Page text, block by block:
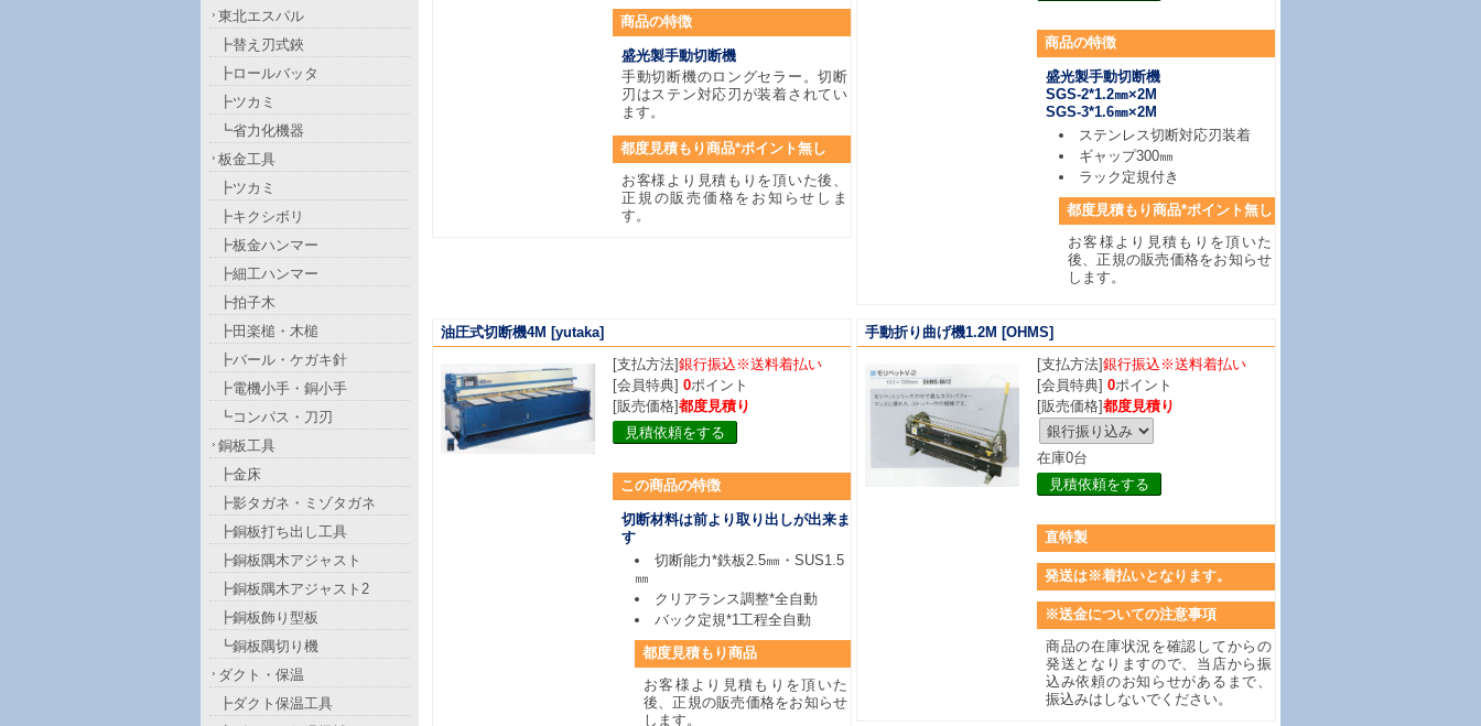
商品の特徴
盛光製手動切断機
手動切断機のロングセラー。切断
刃はステン対応刃が装着されてい
ます。
都度見積もり商品*ポイント無し
お客様より見積もりを頂いた後、
正規の販売価格をお知らせしま
す。
商品の特徴
盛光製手動切断機
SGS-2*1.2㎜×2M
SGS-3*1.6㎜×2M
ステンレス切断対応刃装着
ギャップ300㎜
ラック定規付き
都度見積もり商品*ポイント無し
お客様より見積もりを頂いた
後、正規の販売価格をお知らせ
します。
油圧式切断機4M [yutaka]
[支払方法]銀行振込※送料着払い
[会員特典] 0ポイント
[販売価格]都度見積り
見積依頼をする
この商品の特徴
切断材料は前より取り出しが出来ま
す
切断能力*鉄板2.5㎜・SUS1.5
㎜
クリアランス調整*全自動
バック定規*1工程全自動
都度見積もり商品
お客様より見積もりを頂いた
後、正規の販売価格をお知らせ
します。
手動折り曲げ機1.2M [OHMS]
[支払方法]銀行振込※送料着払い
[会員特典] 0ポイント
[販売価格]都度見積り
在庫0台
見積依頼をする
直特製
発送は※着払いとなります。
※送金についての注意事項
商品の在庫状況を確認してからの
発送となりますので、当店から振
込み依頼のお知らせがあるまで、
振込みはしないでください。
東北エスパル
┣替え刃式鋏
┣ロールバッタ
┣ツカミ
┗省力化機器
板金工具
┣ツカミ
┣キクシボリ
┣板金ハンマー
┣細工ハンマー
┣拍子木
┣田楽槌・木槌
┣バール・ケガキ針
┣電機小手・銅小手
┗コンパス・刀刃
銅板工具
┣金床
┣影タガネ・ミゾタガネ
┣銅板打ち出し工具
┣銅板隅木アジャスト
┣銅板隅木アジャスト2
┣銅板飾り型板
┗銅板隅切り機
ダクト・保温
┣ダクト保温工具